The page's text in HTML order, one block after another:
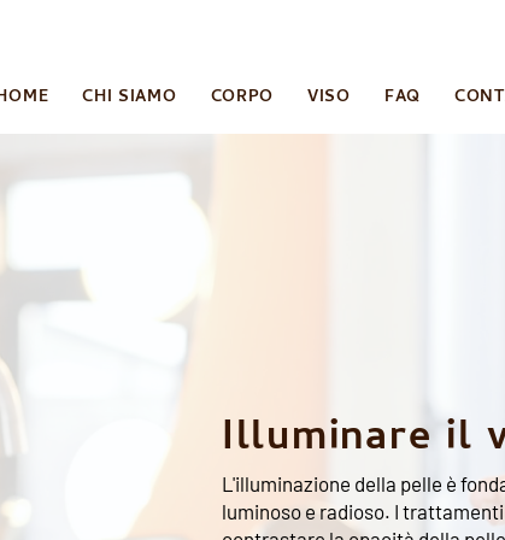
CHI SIAMO CORPO VISO FAQ
Illuminare il
L'illuminazione della pelle è
luminoso e radioso. I